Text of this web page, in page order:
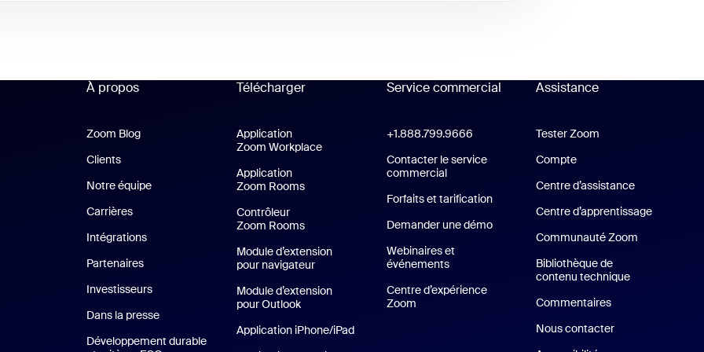
À propos
Zoom Blog
Clients
Notre équipe
Carrières
Intégrations
Partenaires
Investisseurs
Dans la presse
Développement durable
Télécharger
Application
Zoom WorkplaceApplication Zoom Workplace
Application
Zoom RoomsApplication Zoom Rooms
Contrôleur
Zoom Rooms
Module d’extension
pour navigateur
Module d’extension
pour Outlook
Application iPhone/iPadApplication iPhone/iPad
Service commercial
+1.888.799.9666 Cliquer pour appeler
Contacter le service
commercial
Forfaits et tarificationForfaits et tarification
Demander une démoDemander une démo
Webinaires et
événements
Centre d’expérience
Zoom Centre d’expérience Zoom
Assistance
Assistance
Tester Zoom
Compte
Centre d’assistance
Centre d’apprentissage
Communauté Zoom
Bibliothèque de
contenu technique
Commentaires
Nous contacter